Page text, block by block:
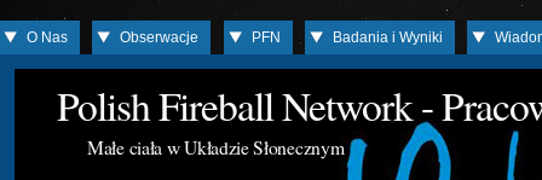
O Nas Obserwacje PFN Badania i Wyniki
Polish Fireball Network -
Małe ciała w Układzie Słonecznym